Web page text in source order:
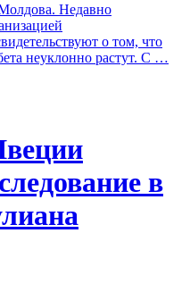
Недавно
о том, что
неуклонно растут. С …
в